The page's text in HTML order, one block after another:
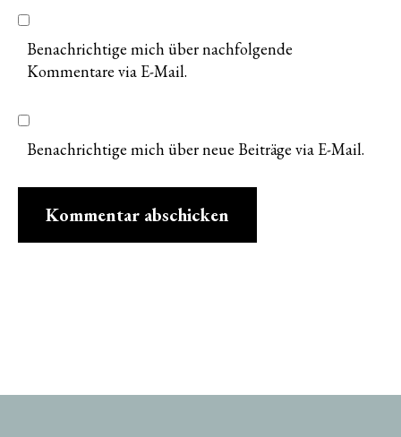
Benachrichtige mich über nachfolgende
Kommentare via E-Mail.
Benachrichtige mich über neue Beiträge via E-Mail.